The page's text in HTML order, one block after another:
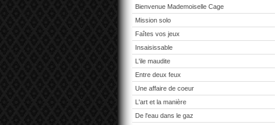
Bienvenue Mademoiselle Cage
Mission solo
Faîtes vos jeux
Insaisissable
L'ile maudite
Entre deux feux
Une affaire de coeur
L'art et la manière
De l'eau dans le gaz